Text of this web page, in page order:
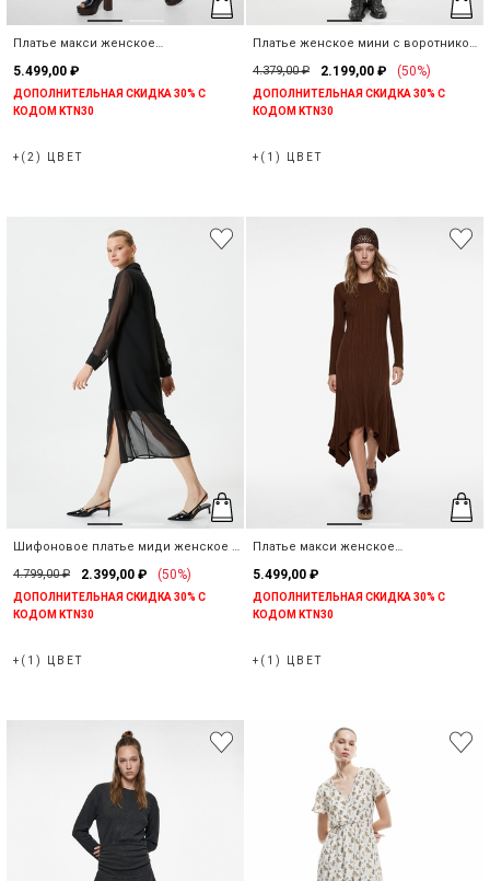
Платье макси женское
5.499,00 ₽
ДОПОЛНИТЕЛЬНАЯ СКИДКА 30% С
КОДОМ KTN30
+(2) ЦВЕТ
Платье женское мини с воротником
4.379,00 ₽ 2.199,00 ₽ (50%)
ДОПОЛНИТЕЛЬНАЯ СКИДКА 30% С
КОДОМ KTN30
+(1) ЦВЕТ
Шифоновое платье миди женское с
4.799,00 ₽ 2.399,00 ₽ (50%)
ДОПОЛНИТЕЛЬНАЯ СКИДКА 30% С
КОДОМ KTN30
+(1) ЦВЕТ
Платье макси женское
5.499,00 ₽
ДОПОЛНИТЕЛЬНАЯ СКИДКА 30% С
КОДОМ KTN30
+(1) ЦВЕТ